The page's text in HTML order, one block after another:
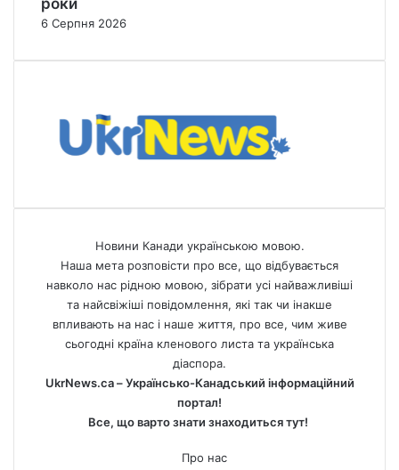
6 Серпня 2026
Новини Канади українською мовою.
Наша мета розповісти про все, що відбувається
навколо нас рідною мовою, зібрати усі найважливіші
та найсвіжіші повідомлення, які так чи інакше
впливають на нас і наше життя, про все, чим живе
сьогодні країна кленового листа та українська
діаспора.
UkrNews.ca – Українсько-Канадський інформаційний
портал!
Все, що варто знати знаходиться тут!
Про нас